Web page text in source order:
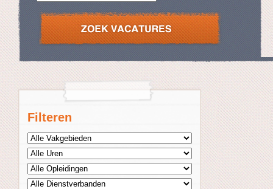
Filteren